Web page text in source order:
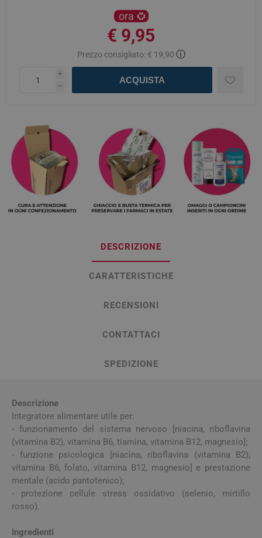
ora
€ 9,95
Prezzo consigliato: € 19,90 ⓘ
i
h
ACQUISTA
DESCRIZIONE
CARATTERISTICHE
RECENSIONI
CONTATTACI
SPEDIZIONE
Descrizione
Integratore alimentare utile per:
- funzionamento del sistema nervoso [niacina, riboflavina
(vitamina B2), vitamina B6, tiamina, vitamina B12, magnesio];
- funzione psicologica [niacina, riboflavina (vitamina B2),
vitamina B6, folato, vitamina B12, magnesio] e prestazione
mentale (acido pantotenico);
- protezione cellule stress ossidativo (selenio, mirtillo
rosso).
Ingredienti